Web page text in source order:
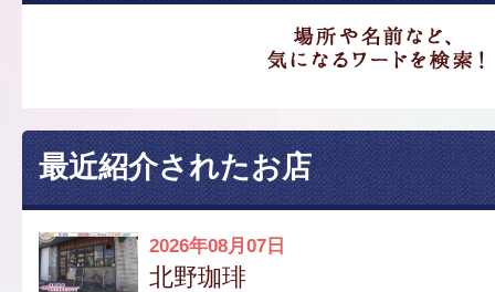
最近紹介されたお店
2026年08月07日
北野珈琲